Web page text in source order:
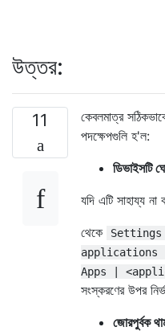
উত্তর:
11
কেবলমাত্র
পদক্ষেপগুলি হ'ল:
ডিভাইসটি
যদি এটি সাহায্য না
থেকে
applications
Apps |
সংস্করণের উপর
জোরপুর্বক